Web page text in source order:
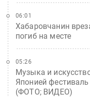
Хабаровчанин
погиб на месте
06:01
Музыка и
Японией
(ФОТО; ВИДЕО)
05:26